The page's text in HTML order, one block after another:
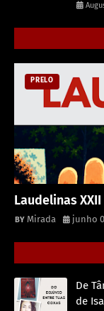
PRELO
Laudelinas XXII
Mirada junho
De
de